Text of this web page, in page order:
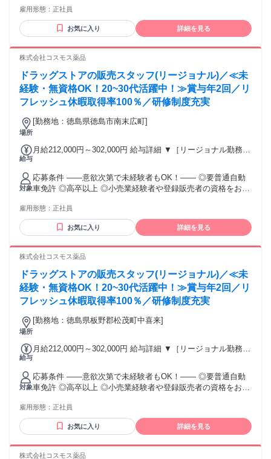
ｈ） ※赴任住宅手当3万円込み（家賃6万円の物件入居の場
344,300円 （29ｈ分時間外手当含む。実際の残業時間16.5ｈ）
※赴任住宅手当3万円込み（家賃6万円の物件入居の場合）
【経験者B】小売業で店長・マネジメント職経験者(登録販売
者)) 309,300円～376,200円 （39ｈ分時間外手当含む。実際の
残業時間22ｈ） ※赴任住宅手当3万円込み（家賃6万円の物件
入居の場合） 勤務形態やエリアによって異なります。 詳細に
ついては【勤務地範囲と給与について】をご確認ください。
後、資格取得を目指すことも可能。研修や講習会もあり。 ※
同業界からの転職者が増えてきており、入社後活躍に繋がっ
ています。もちろん異業界からの応募や、第二新卒者も含め
雇用形態： 正社員
お気に入り 詳細を見る
株式会社コスモス薬品
ドラッグストアの販売スタッフ(リージョナル)／≪未
経験・無資格OK！20~30代活躍中！≫賞与年2回／リ
フレッシュ休暇取得率100％／研修制度充実
場所
[勤務地：徳島県徳島市南末広町]
給与
月給212,000円～302,000円 給与詳細 ▼［リージョナル勤務］
（残業時間 月2h程度） 247,000円～277,000円 【スキルアッ
プコース】早期キャリアアップを目指したい方向け 271,000円
～317,600円 （15ｈ分時間外手当含む。実際の残業時間11
ｈ） ※赴任住宅手当3万円込み（家賃6万円の物件入居の場
344,300円 （29ｈ分時間外手当含む。実際の残業時間16.5ｈ）
※赴任住宅手当3万円込み（家賃6万円の物件入居の場合）
【経験者B】小売業で店長・マネジメント職経験者(登録販売
者)) 309,300円～376,200円 （39ｈ分時間外手当含む。実際の
残業時間22ｈ） ※赴任住宅手当3万円込み（家賃6万円の物件
入居の場合） 勤務形態やエリアによって異なります。 詳細に
ついては【勤務地範囲と給与について】をご確認ください。
対象
応募条件 ――意欲次第で未経験者もOK！―― ◎要普通自動
車免許 ◎高卒以上 ◎小売業経験者や登録販売者の資格をお持
後、資格取得を目指すことも可能。研修や講習会もあり。 ※
同業界からの転職者が増えてきており、入社後活躍に繋がっ
ています。もちろん異業界からの応募や、第二新卒者も含め
雇用形態： 正社員
お気に入り 詳細を見る
株式会社コスモス薬品
ドラッグストアの販売スタッフ(リージョナル)／≪未
経験・無資格OK！20~30代活躍中！≫賞与年2回／リ
フレッシュ休暇取得率100％／研修制度充実
場所
[勤務地：徳島県板野郡松茂町中喜来]
給与
月給212,000円～302,000円 給与詳細 ▼［リージョナル勤務］
（残業時間 月2h程度） 247,000円～277,000円 【スキルアッ
プコース】早期キャリアアップを目指したい方向け 271,000円
～317,600円 （15ｈ分時間外手当含む。実際の残業時間11
ｈ） ※赴任住宅手当3万円込み（家賃6万円の物件入居の場
344,300円 （29ｈ分時間外手当含む。実際の残業時間16.5ｈ）
※赴任住宅手当3万円込み（家賃6万円の物件入居の場合）
【経験者B】小売業で店長・マネジメント職経験者(登録販売
対象
応募条件 ――意欲次第で未経験者もOK！―― ◎要普通自動
車免許 ◎高卒以上 ◎小売業経験者や登録販売者の資格をお持
後、資格取得を目指すことも可能。研修や講習会もあり。 ※
同業界からの転職者が増えてきており、入社後活躍に繋がっ
ています。もちろん異業界からの応募や、第二新卒者も含め
雇用形態： 正社員
お気に入り 詳細を見る
株式会社コスモス薬品